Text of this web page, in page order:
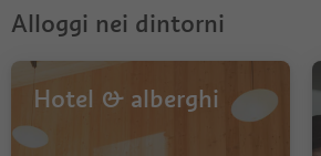
Alloggi nei dintorni
Hotel & alberghi